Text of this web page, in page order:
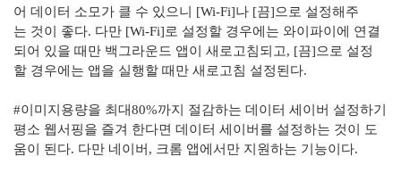
어 데이터 소모가 클 수 있으니 [Wi-Fi]나 [끔]으로 설정해주
는 것이 좋다. 다만 [Wi-Fi]로 설정할 경우에는 와이파이에
연결
되어 있을 때만 백그라운드 앱이 새 로고침되고, [끔]으로 설정
할 경우에는 앱을 실행할 때만 새로고침 설정된다.
#이미지용량을 최대80%까지 절감하는 데이터 세이버 설정하기
평소 웹서핑을 즐겨 한다면 데이터 세이버를 설정하는 것이 도
움이 된다. 다만 네이버 , 크롬 앱에서만 지원하는 기능이다.